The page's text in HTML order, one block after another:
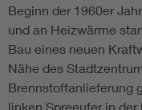
Beginn der 1960er
und an Heizwärme
Bau eines neuen
Nähe des
Brennstoffanlieferung
linken Spreeufer in